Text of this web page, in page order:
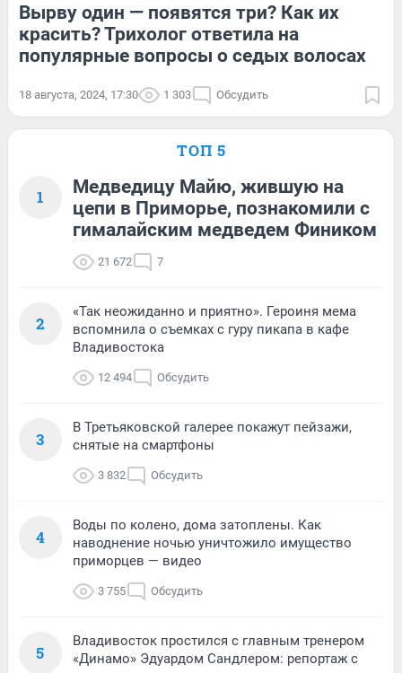
Вырву один — появятся три? Как их
красить? Трихолог ответила на
популярные вопросы о седых волосах
18 августа, 2024, 17:30 1 303 Обсудить
ТОП 5
1
Медведицу Майю, жившую на
цепи в Приморье, познакомили с
гималайским медведем Фиником
21 672 7
2
«Так неожиданно и приятно». Героиня мема
вспомнила о съемках с гуру пикапа в кафе
Владивостока
12 494 Обсудить
3
В Третьяковской галерее покажут пейзажи,
снятые на смартфоны
3 832 Обсудить
4
Воды по колено, дома затоплены. Как
наводнение ночью уничтожило имущество
приморцев — видео
3 755 Обсудить
5
Владивосток простился с главным тренером
«Динамо» Эдуардом Сандлером: репортаж с